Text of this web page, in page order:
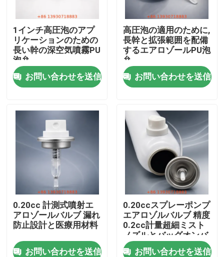
家
プロダクト
ビデオ
私達について
工場旅行
品質管理
1インチ高圧泡のアプ
リケーションのための
長い幹の深空気噴霧PU
泡弁
お問い合わせを送信
高圧泡の適用のために,
長幹と拡張範囲を配備
するエアロゾールPU泡
弁
お問い合わせを送信
0.20cc 計測式噴射エ
アロゾールバルブ 漏れ
防止設計と医療用材料
お問い合わせを送信
0.20ccスプレーポンプ
エアロゾルバルブ 精度
0.2cc計量超細ミスト
ノズルとバッグオンバ
ルブ互換性
お問い合わせを送信